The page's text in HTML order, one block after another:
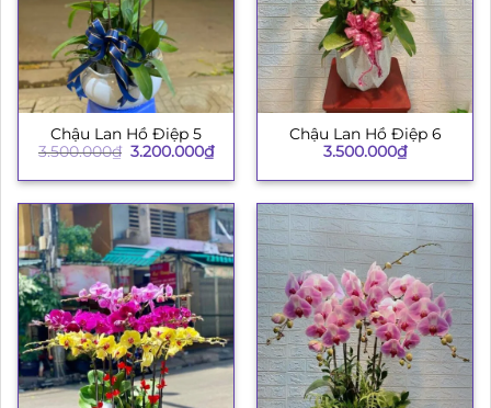
Chậu Lan Hồ Điệp 5
3.500.000₫ Giá
là:
3.200.000₫Giá
hiện
tại
3.200.000₫.
Chậu Lan Hồ Điệp 6
3.500.000₫